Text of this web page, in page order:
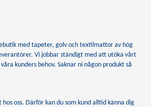
med tapeter, golv och textilmattor av hög
Vi jobbar ständigt med att utöka vårt
kunders behov. Saknar ni någon produkt så
oss. Därför kan du som kund alltid känna dig